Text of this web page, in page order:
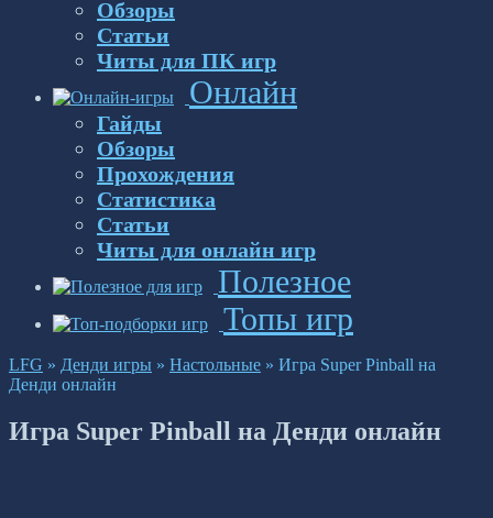
Обзоры
Статьи
Читы для ПК игр
Онлайн
Гайды
Обзоры
Прохождения
Статистика
Статьи
Читы для онлайн игр
Полезное
Топы игр
LFG » Денди игры » Настольные » Игра Super Pinball на
Денди онлайн
Игра Super Pinball на Денди онлайн